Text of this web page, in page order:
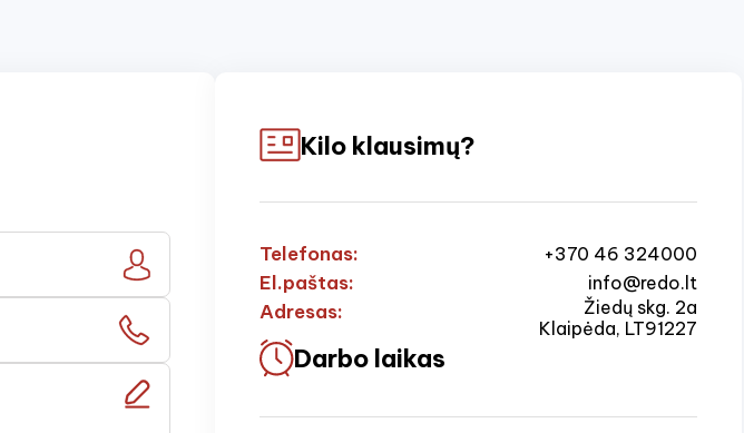
Kilo klausimų?
Telefonas: +370 46 324000
El.paštas: info@redo.lt
Adresas:
Žiedų skg. 2a
Klaipėda, LT91227
Darbo laikas